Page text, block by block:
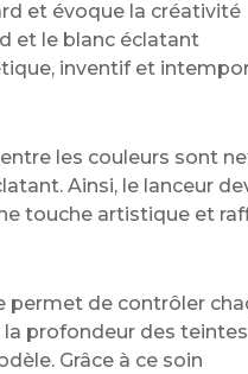
et évoque la créativité
et le blanc éclatant
inventif et
les couleurs sont
Ainsi, le lanceur
touche artistique et
permet de contrôler
la profondeur des
Grâce à ce soin